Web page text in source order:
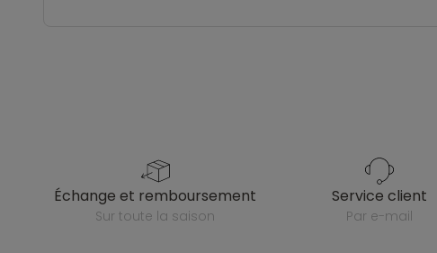
échange et remboursement
sur toute la saison
service client
par e-mail